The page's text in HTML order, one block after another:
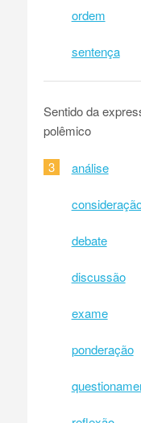
ordem
sentença
Sentido da
polêmico
3 análise
debate
discussão
exame
ponderação